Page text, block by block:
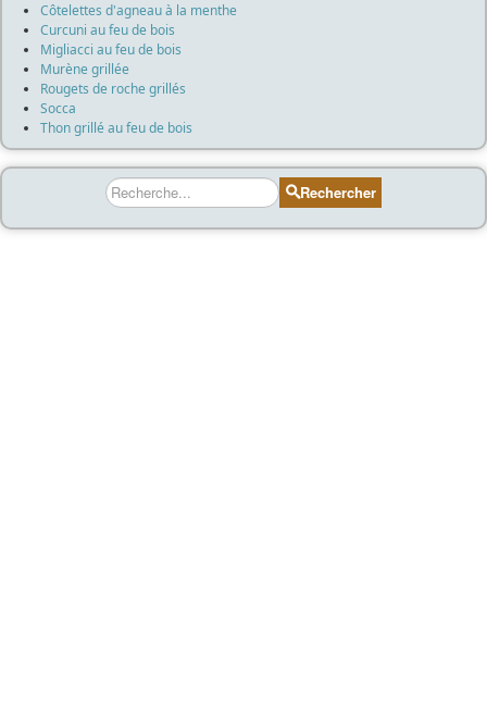
Côtelettes d'agneau à la menthe
Curcuni au feu de bois
Migliacci au feu de bois
Murène grillée
Rougets de roche grillés
Socca
Thon grillé au feu de bois
Rechercher Rechercher